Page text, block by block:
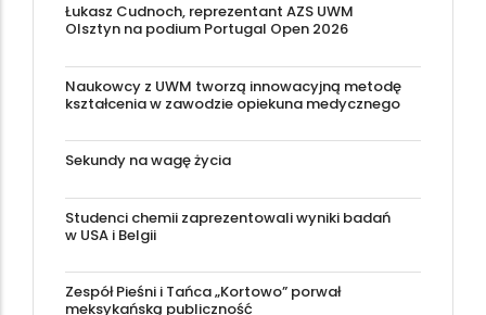
Łukasz Cudnoch, reprezentant AZS UWM
Olsztyn na podium Portugal Open 2026
Naukowcy z UWM tworzą innowacyjną metodę
kształcenia w zawodzie opiekuna medycznego
Sekundy na wagę życia
Studenci chemii zaprezentowali wyniki badań
w USA i Belgii
Zespół Pieśni i Tańca „Kortowo” porwał
meksykańską publiczność